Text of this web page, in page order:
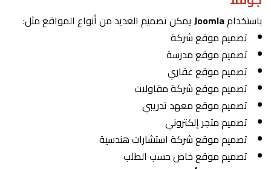
باستخدامJoomlaيمكن تصميم العديد من أنواع المواقع مثل:
تصميم موقع شركة
تصميم موقع مدرسة
تصميم موقع عقاري
تصميم موقع شركة مقاولات
تصميم موقع معهد تدريبي
تصميم متجر إلكتروني
تصميم موقع شركة استشارات هندسية
تصميم موقع خاص حسب الطلب